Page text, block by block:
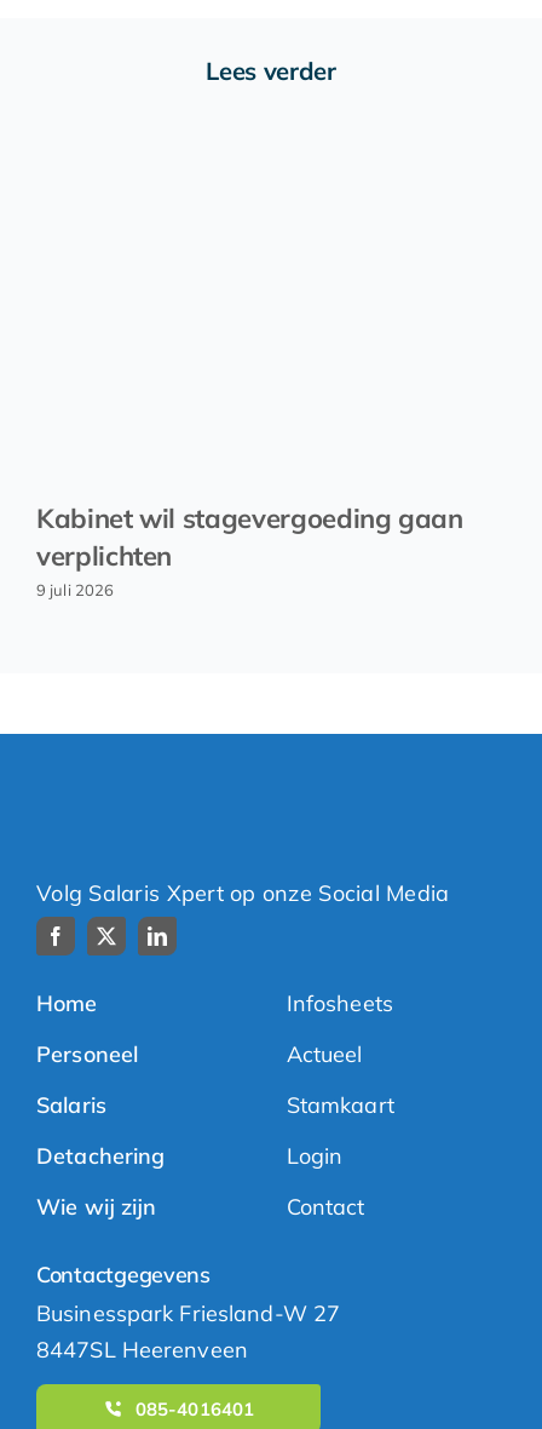
Lees verder
Kabinet wil stagevergoeding gaan
verplichten
9 juli 2026
Volg Salaris Xpert op onze Social Media
Home
Personeel
Salaris
Detachering
Wie wij zijn
Infosheets
Actueel
Stamkaart
Login
Contact
Contactgegevens
Businesspark Friesland-W 27
8447SL Heerenveen
085-4016401